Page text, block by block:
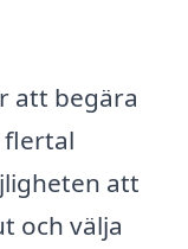
att begära
flertal
att
och välja